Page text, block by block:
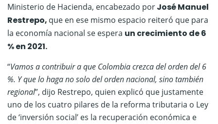
Ministerio de Hacienda, encabezado porJosé Manuel
Restrepo, que en ese mismo espacio reiteró que para
la economía nacional se espera un crecimiento de 6
% en 2021.
“Vamos a contribuir a que Colombia crezca del orden del 6
%. Y que lo haga no solo del orden nacional, sino también
regional”, dijo Restrepo, quien explicó que justamente
uno de los cuatro pilares de la reforma tributaria o Ley
de ‘inversión social’ es la recuperación económica e